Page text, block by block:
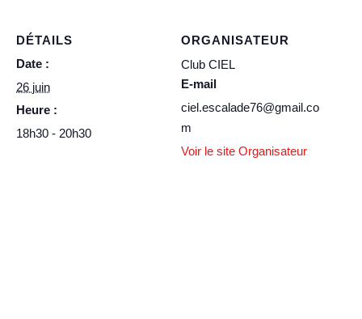
DÉTAILS
Date :
26 juin
Heure :
18h30 - 20h30
ORGANISATEUR
Club CIEL
E-mail
ciel.escalade76@gmail.co
m
Voir le site Organisateur